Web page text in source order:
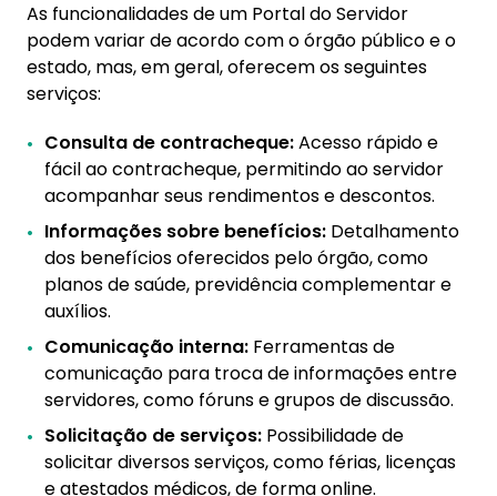
As funcionalidades de um Portal do Servidor
podem variar de acordo com o órgão público e o
estado, mas, em geral, oferecem os seguintes
serviços:
Consulta de contracheque:Acesso rápido e
fácil ao contracheque, permitindo ao servidor
acompanhar seus rendimentos e descontos.
Informações sobre benefícios: Detalhamento
dos benefícios oferecidos pelo órgão, como
planos de saúde, previdência complementar e
auxílios.
Comunicação interna: Ferramentas de
comunicação para troca de informações entre
servidores, como fóruns e grupos de discussão.
Solicitação de serviços: Possibilidade de
solicitar diversos serviços, como férias, licenças
e atestados médicos, de forma online.